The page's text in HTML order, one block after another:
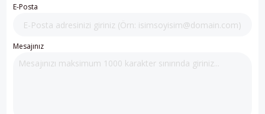
E-Posta
Mesajınız